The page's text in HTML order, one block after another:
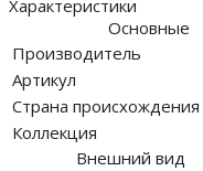
Характеристики
Основные
Производитель
Артикул
Страна происхождения
Коллекция
Внешний вид